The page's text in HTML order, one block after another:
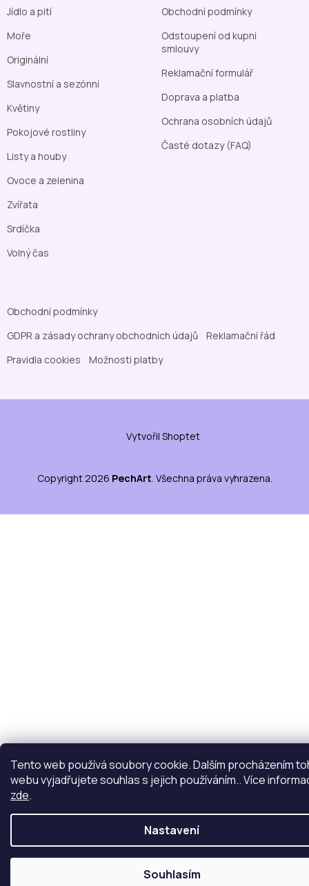
Tento web používá soubory cookie. Dalším procházením
webu vyjadřujete souhlas s jejich používáním.. Více
zde.
Nastavení
Souhlasím
Jídlo a pití
Moře
Originální
Slavnostní a sezónní
Květiny
Pokojové rostliny
Listy a houby
Ovoce a zelenina
Zvířata
Srdíčka
Volný čas
Obchodní podmínky
Odstoupení od kupní
smlouvy
Reklamační formulář
Doprava a platba
Ochrana osobních údajů
Časté dotazy (FAQ)
Obchodní podmínky
GDPR a zásady ochrany obchodních údajů
Reklamační řád
Pravidla cookies
Možnosti platby
Vytvořil Shoptet
Copyright 2026 PechArt . Všechna práva vyhrazena.